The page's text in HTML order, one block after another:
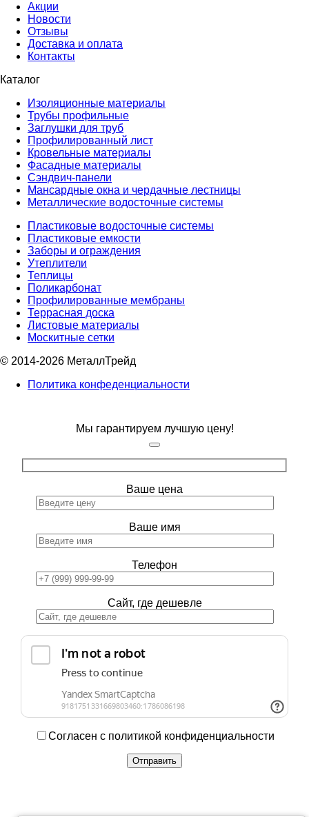
Акции
Новости
Отзывы
Доставка и оплата
Контакты
Каталог
Изоляционные материалы
Трубы профильные
Заглушки для труб
Профилированный лист
Кровельные материалы
Фасадные материалы
Сэндвич-панели
Мансардные окна и чердачные лестницы
Металлические водосточные системы
Пластиковые водосточные системы
Пластиковые емкости
Заборы и ограждения
Утеплители
Теплицы
Поликарбонат
Профилированные мембраны
Террасная доска
Листовые материалы
Москитные сетки
© 2014-2026 МеталлТрейд
Политика конфеденциальности
Мы гарантируем лучшую цену!
Ваше цена
Ваше имя
Телефон
Сайт, где дешевле
Согласен с политикой конфиденциальности